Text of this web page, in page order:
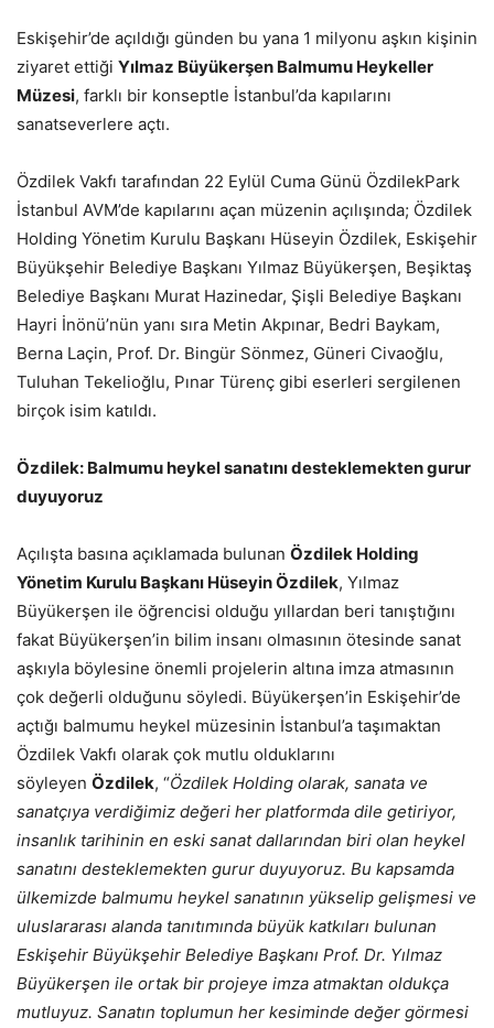
Eskişehir’de açıldığı günden bu yana 1 milyonu aşkın kişinin
ziyaret ettiği Yılmaz Büyükerşen Balmumu Heykeller
Müzesi, farklı bir konseptle İstanbul’da kapılarını
sanatseverlere açtı.
Özdilek Vakfı tarafından 22 Eylül Cuma Günü ÖzdilekPark
İstanbul AVM’de kapılarını açan müzenin açılışında; Özdilek
Holding Yönetim Kurulu Başkanı Hüseyin Özdilek, Eskişehir
Büyükşehir Belediye Başkanı Yılmaz Büyükerşen, Beşiktaş
Belediye Başkanı Murat Hazinedar, Şişli Belediye Başkanı
Hayri İnönü’nün yanı sıra Metin Akpınar, Bedri Baykam,
Berna Laçin, Prof. Dr. Bingür Sönmez, Güneri Civaoğlu,
Tuluhan Tekelioğlu, Pınar Türenç gibi eserleri sergilenen
birçok isim katıldı.
Özdilek: Balmumu heykel sanatını desteklemekten gurur
duyuyoruz
Açılışta basına açıklamada bulunan Özdilek Holding
Yönetim Kurulu Başkanı Hüseyin Özdilek, Yılmaz
Büyükerşen ile öğrencisi olduğu yıllardan beri tanıştığını
fakat Büyükerşen’in bilim insanı olmasının ötesinde sanat
aşkıyla böylesine önemli projelerin altına imza atmasının
çok değerli olduğunu söyledi. Büyükerşen’in Eskişehir’de
açtığı balmumu heykel müzesinin İstanbul’a taşımaktan
Özdilek Vakfı olarak çok mutlu olduklarını
söyleyen Özdilek, “Özdilek Holding olarak, sanata ve
sanatçıya verdiğimiz değeri her platformda dile getiriyor,
insanlık tarihinin en eski sanat dallarından biri olan heykel
sanatını desteklemekten gurur duyuyoruz. Bu kapsamda
ülkemizde balmumu heykel sanatının yükselip gelişmesi ve
uluslararası alanda tanıtımında büyük katkıları bulunan
Eskişehir Büyükşehir Belediye Başkanı Prof. Dr. Yılmaz
Büyükerşen ile ortak bir projeye imza atmaktan oldukça
mutluyuz. Sanatın toplumun her kesiminde değer görmesi